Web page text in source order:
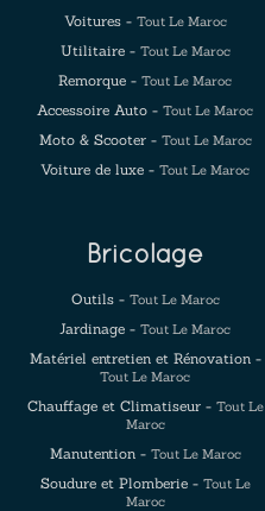
Voitures - Tout Le Maroc
Utilitaire - Tout Le Maroc
Remorque - Tout Le Maroc
Accessoire Auto - Tout Le Maroc
Moto & Scooter - Tout Le Maroc
Voiture de luxe - Tout Le Maroc
Bricolage
Outils - Tout Le Maroc
Jardinage - Tout Le Maroc
Matériel entretien et Rénovation -
Tout Le Maroc
Chauffage et Climatiseur - Tout Le
Maroc
Manutention - Tout Le Maroc
Soudure et Plomberie - Tout Le
Maroc